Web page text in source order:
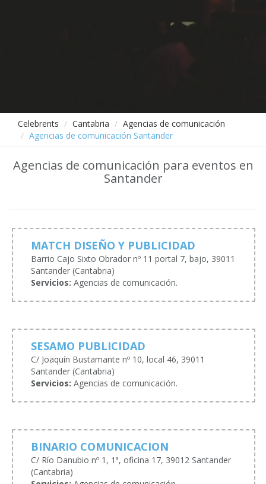
Celebrents Cantabria
Agencias de comunicación
Agencias de comunicación Santander
Agencias de comunicación para eventos en
Santander
MATCH DISEÑO Y PUBLICIDAD
Barrio Cajo Sixto Obrador nº 11 portal 7, bajo, 39011
Santander (Cantabria)
Servicios: Agencias de comunicación.
SESAMO PUBLICIDAD
C/ Joaquín Bustamante nº 10, local 46, 39011
Santander (Cantabria)
Servicios: Agencias de comunicación.
BINARIO COMUNICACION
C/ Río Danubio nº 1, 1ª, oficina 17, 39012 Santander
(Cantabria)